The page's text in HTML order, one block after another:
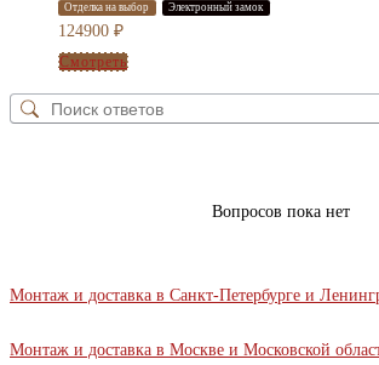
Отделка на выбор Электронный замок
124900 ₽
Смотреть
Вопросов пока нет
Монтаж и доставка в Санкт-Петербурге и
Монтаж и доставка в Москве и Московской